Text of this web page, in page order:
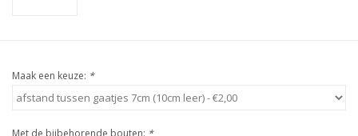
Maak een keuze: *